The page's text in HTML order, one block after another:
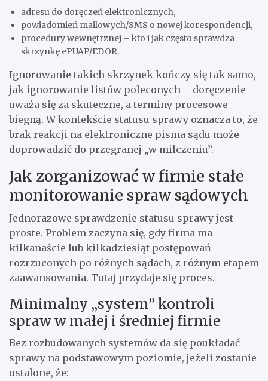
adresu do doręczeń elektronicznych,
powiadomień mailowych/SMS o nowej korespondencji,
procedury wewnętrznej – kto i jak często sprawdza
skrzynkę ePUAP/EDOR.
Ignorowanie takich skrzynek kończy się tak samo,
jak ignorowanie listów poleconych – doręczenie
uważa się za skuteczne, a terminy procesowe
biegną. W kontekście statusu sprawy oznacza to, że
brak reakcji na elektroniczne pisma sądu może
doprowadzić do przegranej „w milczeniu”.
Jak zorganizować w firmie stałe
monitorowanie spraw sądowych
Jednorazowe sprawdzenie statusu sprawy jest
proste. Problem zaczyna się, gdy firma ma
kilkanaście lub kilkadziesiąt postępowań –
rozrzuconych po różnych sądach, z różnym etapem
zaawansowania. Tutaj przydaje się proces.
Minimalny „system” kontroli
spraw w małej i średniej firmie
Bez rozbudowanych systemów da się poukładać
sprawy na podstawowym poziomie, jeżeli zostanie
ustalone, że: